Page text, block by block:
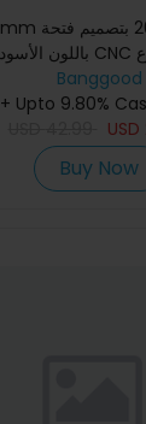
Banggood
+ Upto 9.80%
USD
Buy Now